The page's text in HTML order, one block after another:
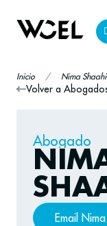
Inicio / Nima
Volver a
Abogado
Email